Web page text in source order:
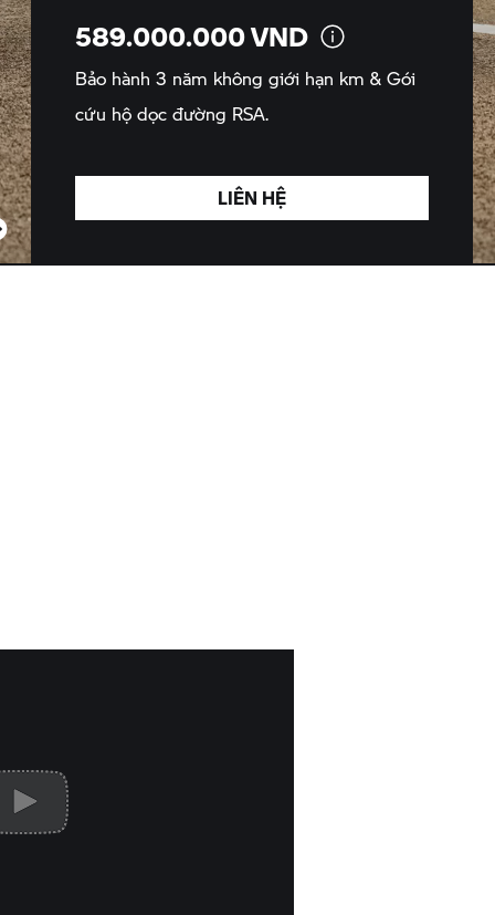
589.000.000VND
Bảo hành 3 năm không giới hạn km & Gói
cứu hộ dọc đường RSA.
LIÊN HỆ